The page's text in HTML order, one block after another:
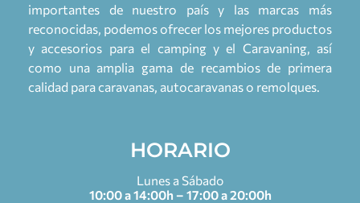
importantes de nuestro país y las marcas más
reconocidas, podemos ofrecer los mejores productos
y accesorios para el camping y el Caravaning, así
como una amplia gama de recambios de primera
calidad para caravanas, autocaravanas o remolques.
HORARIO
Lunes a Sábado
10:00 a 14:00h – 17:00 a 20:00h